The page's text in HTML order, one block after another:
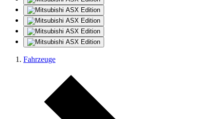
Fahrzeuge